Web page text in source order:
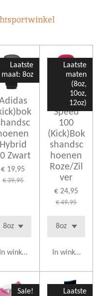
Laatste
maat: 8oz
Hybrid
Zwart
€ 19,95
€ 39,95
In winkelwagen
Laatste
maten
(8oz,
10oz,
12oz)
Adidas
Speed
100
(Kick)Bok
shandsc
hoenen
Roze/Zil
ver
€ 24,95
€ 49,95
In
Sale!
Laatste